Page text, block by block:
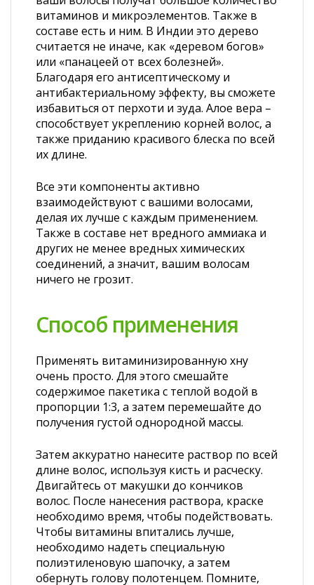
витаминов и микроэлементов. Также в
составе есть и ним. В Индии это дерево
считается не иначе, как «деревом богов»
или «панацеей от всех болезней».
Благодаря его антисептическому и
антибактериальному эффекту, вы сможете
избавиться от перхоти и зуда. Алое вера –
способствует укреплению корней волос, а
также приданию красивого блеска по всей
их длине.
Все эти компоненты активно
взаимодействуют с вашими волосами,
делая их лучше с каждым применением.
Также в составе нет вредного аммиака и
других не менее вредных химических
соединений, а значит, вашим волосам
ничего не грозит.
Способ применения
Применять витаминизированную хну
очень просто. Для этого смешайте
содержимое пакетика с теплой водой в
пропорции 1:3, а затем перемешайте до
получения густой однородной массы.
Затем аккуратно нанесите раствор по всей
длине волос, используя кисть и расческу.
Двигайтесь от макушки до кончиков
волос. После нанесения раствора, краске
необходимо время, чтобы подействовать.
Чтобы витамины впитались лучше,
необходимо надеть специальную
полиэтиленовую шапочку, а затем
обернуть голову полотенцем. Помните,